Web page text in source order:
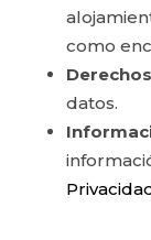
como
datos.